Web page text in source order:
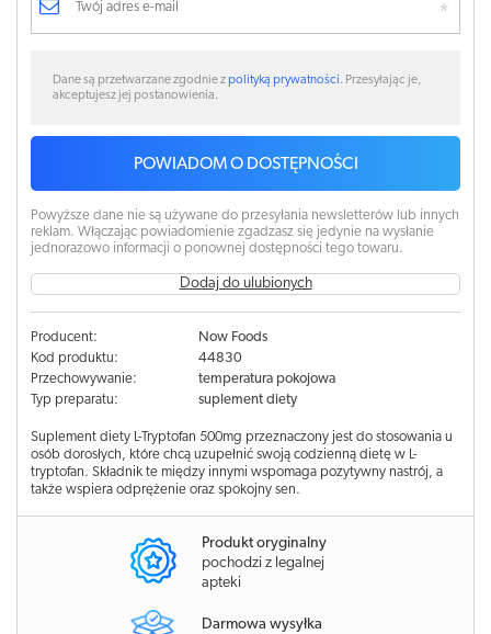
Dane są przetwarzane zgodnie zpolityką prywatności. Przesyłając je,
akceptujesz jej postanowienia.
POWIADOM O DOSTĘPNOŚCI
Powyższe dane nie są używane do przesyłania newsletterów lub innych
reklam. Włączając powiadomienie zgadzasz się jedynie na wysłanie
jednorazowo informacji o ponownej dostępności tego towaru.
Dodaj do ulubionych
Producent:
Now Foods
Kod produktu:
44830
Przechowywanie:
temperatura pokojowa
Typ preparatu:
suplement diety
Suplement diety L-Tryptofan 500mg przeznaczony jest do stosowania u
osób dorosłych, które chcą uzupełnić swoją codzienną dietę w L-
tryptofan. Składnik te między innymi wspomaga pozytywny nastrój, a
także wspiera odprężenie oraz spokojny sen.
Produkt oryginalny
pochodzi z legalnej
apteki
Darmowa wysyłka